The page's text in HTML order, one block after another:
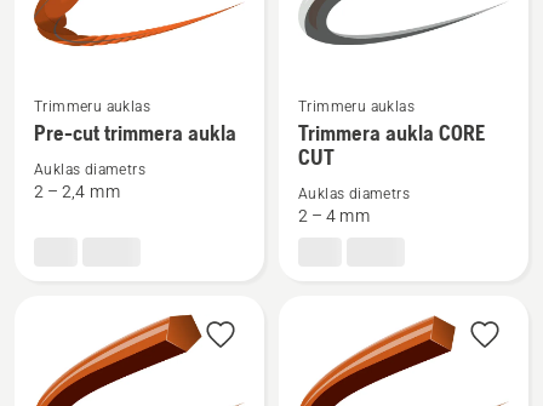
Skatīt
vairāk
informācijas
par
Trimmeru auklas
Pre-cut trimmera aukla
Auklas diametrs
2 – 2,4 mm
Skatīt
vairāk
informācijas
par
Trimmera
Trimmeru auklas
Trimmera aukla CORE
CUT
Auklas diametrs
2 – 4 mm